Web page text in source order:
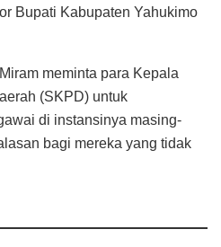
Bupati Kabupaten Yahukimo
meminta para Kepala
(SKPD) untuk
di instansinya masing-
bagi mereka yang tidak